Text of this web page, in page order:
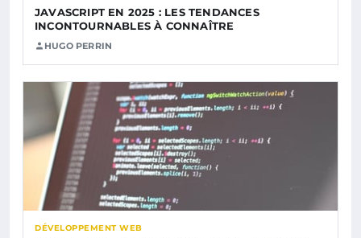
JAVASCRIPT EN 2025 : LES TENDANCES
INCONTOURNABLES À CONNAÎTRE
HUGO PERRIN
DÉVELOPPEMENT WEB